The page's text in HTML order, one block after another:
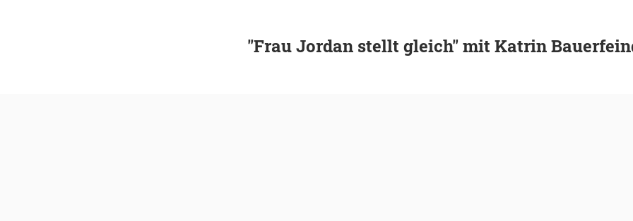
"Frau Jordan stellt gleich" mit Katrin